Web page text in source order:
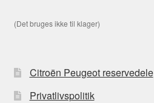
(Det bruges ikke til klager)
Citroën Peugeot reservedele
Privatlivspolitik